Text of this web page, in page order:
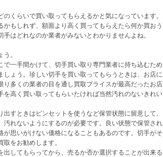
くらいで買い取ってもらえるかと気になっています。
もしれず、額面より高く買ってもらえたら何か買おう
はどれなのか業者がみないとわかりませんよね。
。
一手間かけて、切手買い取り専門業者に持ち込むため
ょう。珍しい切手を買い取ってもらうときは、お店に
多くの業者の目を通し買取プライスが最高だったお店
高く買い取ってもらいたければ当然汚れのないきれい
すときはピンセットを使うなど保管状態に留意して、
れないようにするのが必要です。良い状態で保管され
思いがけない価格になることもあるのです。切手がそ
をお勧めします。
してもらってから、売るか否か選択することが出来る